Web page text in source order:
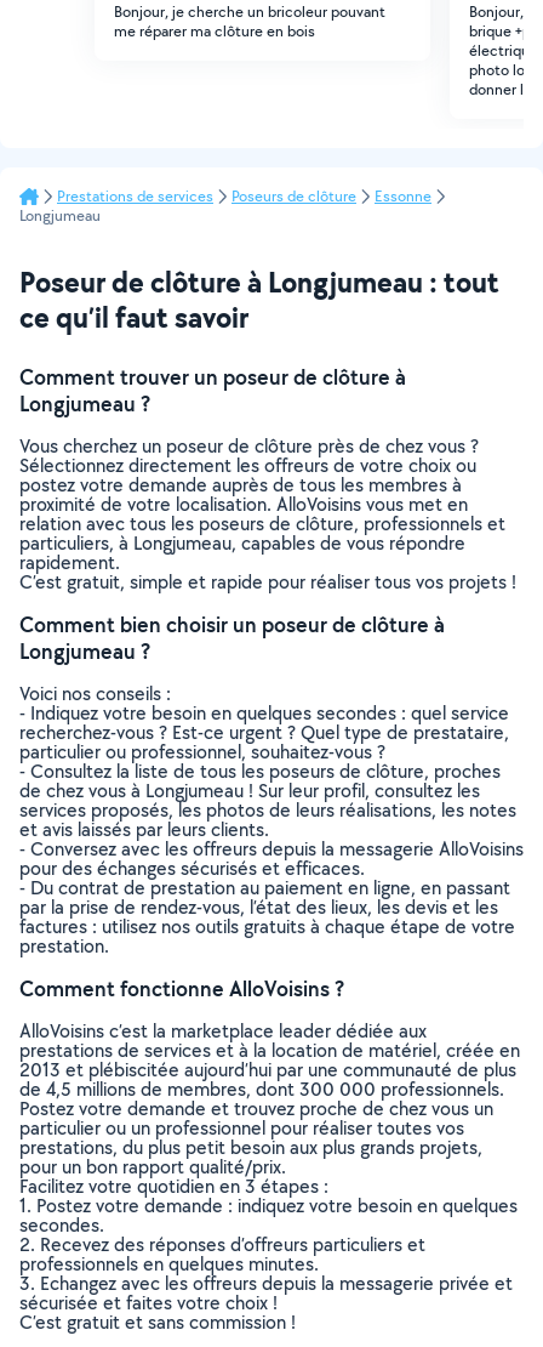
Bonjour, je cherche un bricoleur pouvant
me réparer ma clôture en bois
Bonjour,
brique
électrique
photo
donner le
Prestations de services Poseurs de clôture
Essonne
Longjumeau
Poseur de clôture à Longjumeau : tout
ce qu’il faut savoir
Comment trouver un poseur de clôture à
Longjumeau ?
Vous cherchez un poseur de clôture près de chez vous ?
Sélectionnez directement les offreurs de votre choix ou
postez votre demande auprès de tous les membres à
proximité de votre localisation. AlloVoisins vous met en
relation avec tous les poseurs de clôture, professionnels et
particuliers, à Longjumeau, capables de vous répondre
rapidement.
C’est gratuit, simple et rapide pour réaliser tous vos projets !
Comment bien choisir un poseur de clôture à
Longjumeau ?
Voici nos conseils :
- Indiquez votre besoin en quelques secondes : quel service
recherchez-vous ? Est-ce urgent ? Quel type de prestataire,
particulier ou professionnel, souhaitez-vous ?
- Consultez la liste de tous les poseurs de clôture, proches
de chez vous à Longjumeau ! Sur leur profil, consultez les
services proposés, les photos de leurs réalisations, les notes
et avis laissés par leurs clients.
- Conversez avec les offreurs depuis la messagerie AlloVoisins
pour des échanges sécurisés et efficaces.
- Du contrat de prestation au paiement en ligne, en passant
par la prise de rendez-vous, l’état des lieux, les devis et les
factures : utilisez nos outils gratuits à chaque étape de votre
prestation.
Comment fonctionne AlloVoisins ?
AlloVoisins c’est la marketplace leader dédiée aux
prestations de services et à la location de matériel, créée en
2013 et plébiscitée aujourd’hui par une communauté de plus
de 4,5 millions de membres, dont 300 000 professionnels.
Postez votre demande et trouvez proche de chez vous un
particulier ou un professionnel pour réaliser toutes vos
prestations, du plus petit besoin aux plus grands projets,
pour un bon rapport qualité/prix.
Facilitez votre quotidien en 3 étapes :
1. Postez votre demande : indiquez votre besoin en quelques
secondes.
2. Recevez des réponses d’offreurs particuliers et
professionnels en quelques minutes.
3. Echangez avec les offreurs depuis la messagerie privée et
sécurisée et faites votre choix !
C’est gratuit et sans commission !